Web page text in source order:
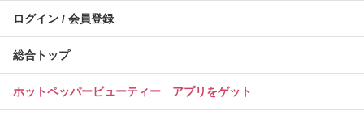
ログイン / 会員登録
総合トップ
ホットペッパービューティー アプリをゲット